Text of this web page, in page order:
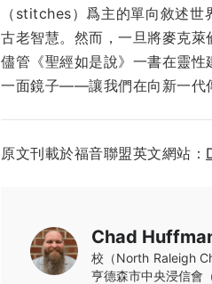
（stitches）爲主的單向敘述
古老智慧。然而，一旦將麥克
儘管《聖經如是說》一書在靈
一面鏡子——讓我們在向新一代
原文刊載於福音聯盟英文網站：
Chad
校（North Raleigh
亨德森市中央浸信會